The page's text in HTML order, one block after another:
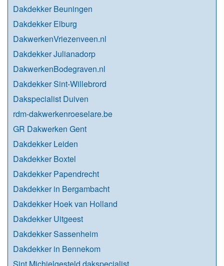
Dakdekker Beuningen
Dakdekker Elburg
DakwerkenVriezenveen.nl
Dakdekker Julianadorp
DakwerkenBodegraven.nl
Dakdekker Sint-Willebrord
Dakspecialist Duiven
rdm-dakwerkenroeselare.be
GR Dakwerken Gent
Dakdekker Leiden
Dakdekker Boxtel
Dakdekker Papendrecht
Dakdekker in Bergambacht
Dakdekker Hoek van Holland
Dakdekker Uitgeest
Dakdekker Sassenheim
Dakdekker in Bennekom
Sint Michielgesteld dakspecialist